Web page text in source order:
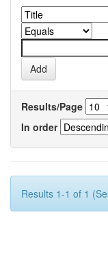
Results/Page
In order
Results 1-1 of 1